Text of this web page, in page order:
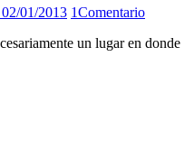
02/01/2013 1Comentario